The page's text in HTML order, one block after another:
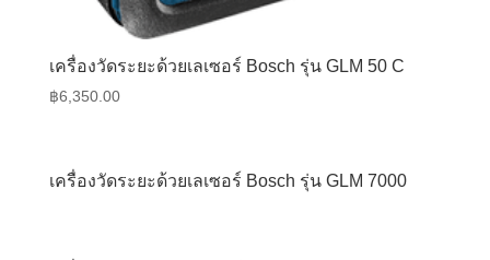
เครื่องวัดระยะด้วยเลเซอร์ Bosch รุ่น GLM 50 C
฿6,350.00
เครื่องวัดระยะด้วยเลเซอร์ Bosch รุ่น GLM 7000